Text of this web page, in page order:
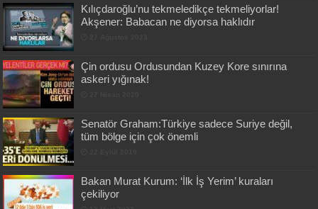
Kılıçdaroğlu’nu tekmeledikçe tekmeliyorlar!
Akşener: Babacan ne diyorsa haklıdır
Çin ordusu Ordusundan Kuzey Kore sınırına
askeri yığınak!
Senatör Graham:Türkiye sadece Suriye değil,
tüm bölge için çok önemli
Bakan Murat Kurum: ‘İlk İş Yerim’ kuraları
çekiliyor